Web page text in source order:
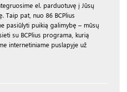
el. parduotuvę į Jūsų
Taip pat, nuo 86 BCPlius
pasiūlyti puikią galimybę – mūsų
su BCPlius programa, kurią
internetiniame puslapyje už